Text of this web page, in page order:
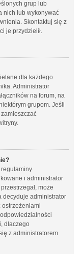
grup lub
nich lub wykonywać
Skontaktuj się z
je przydzielił.
dla każdego
Administrator
na forum, na
grupom. Jeśli
regulaminy
i administrator
może
decyduje administrator
ostrzeżeniami
dlaczego
z administratorem